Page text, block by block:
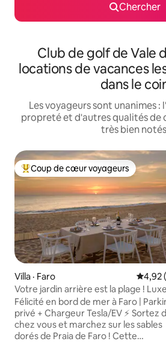
Chercher
Club de golf de Vale
locations de vacances
dans le
Les voyageurs sont unanimes
propreté et d'autres qualités de
très bien
Coup de cœur voyageurs parmi les
Coup de cœur voyageurs
Villa · Faro Note
4,92
Votre jardin arrière est la plage !
lits
Félicité en bord de mer à Faro |
privé + Chargeur Tesla/EV ⚡ Sortez de
chez vous et marchez sur les sables
dorés de Praia de Faro ! Cette